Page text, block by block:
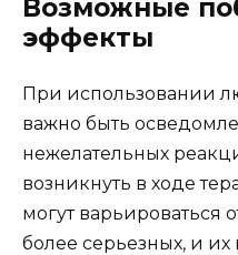
Возможные
эффекты
При использовании
важно быть
нежелательных
возникнуть в ходе
могут варьироваться
более серьезных, и